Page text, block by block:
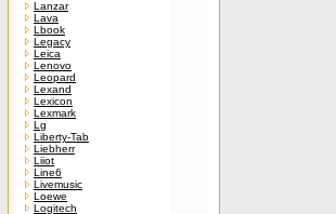
Lanzar
Lava
Lbook
Legacy
Leica
Lenovo
Leopard
Lexand
Lexicon
Lexmark
Lg
Liberty-Tab
Liebherr
Liiot
Line6
Livemusic
Loewe
Logitech